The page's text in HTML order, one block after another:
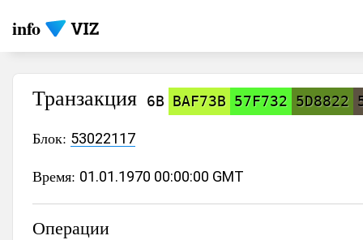
info
Транзакция 6B BAF73B 57F732 5D8822
Блок: 53022117
Время: 01.01.1970 00:00:00 GMT
Операции